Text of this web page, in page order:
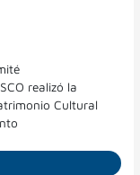
realizó la
Cultural